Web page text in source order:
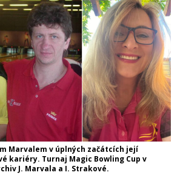
Marvalem v úplných začátcích její
kariéry. Turnaj Magic Bowling Cup v
J. Marvala a I. Strakové.